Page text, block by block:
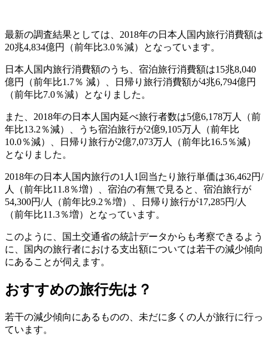
最新の調査結果としては、2018年の日本人国内旅行消費額は
20兆4,834億円（前年比3.0％減）となっています。
日本人国内旅行消費額のうち、宿泊旅行消費額は15兆8,040
億円（前年比1.7％ 減）、日帰り旅行消費額が4兆6,794億円
（前年比7.0％減）となりました。
また、2018年の日本人国内延べ旅行者数は5億6,178万人（前
年比13.2％減）、うち宿泊旅行が2億9,105万人（前年比
10.0％減）、日帰り旅行が2億7,073万人（前年比16.5％減）
となりました。
2018年の日本人国内旅行の1人1回当たり旅行単価は36,462円/
人（前年比11.8％増）、宿泊の有無で見ると、宿泊旅行が
54,300円/人（前年比9.2％増）、日帰り旅行が17,285円/人
（前年比11.3％増）となっています。
このように、国土交通省の統計データからも考察できるよう
に、国内の旅行者における支出額については若干の減少傾向
にあることが伺えます。
おすすめの旅行先は？
若干の減少傾向にあるものの、未だに多くの人が旅行に行っ
ています。